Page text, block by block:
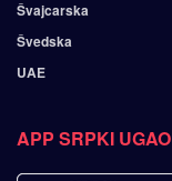
Švajcarska
Švedska
UAE
APP SRPKI UGAO